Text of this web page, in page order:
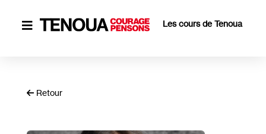
 Les cours de Tenoua
Retour